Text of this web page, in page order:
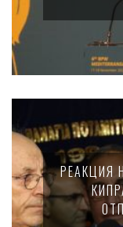
РЕАКЦИЯ